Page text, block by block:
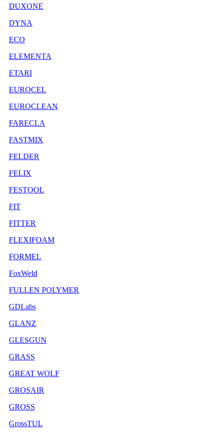
DUXONE
DYNA
ECO
ELEMENTA
ETARI
EUROCEL
EUROCLEAN
FARECLA
FASTMIX
FELDER
FELIX
FESTOOL
FIT
FITTER
FLEXIFOAM
FORMEL
FoxWeld
FULLEN POLYMER
GDLabs
GLANZ
GLESGUN
GRASS
GREAT WOLF
GROSAIR
GROSS
GrossTUL